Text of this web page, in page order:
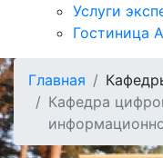
Услуги
Гостиница
Главная
Кафедра